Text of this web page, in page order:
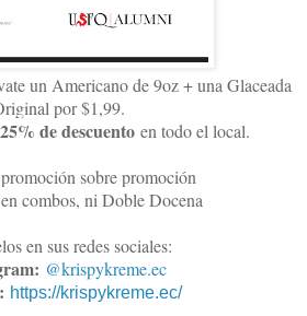
un Americano de 9oz + una Glaceada
por $1,99.
25% de descuento en todo el local.
sobre promoción
combos, ni Doble Docena
en sus redes sociales:
@krispykreme.ec
https://krispykreme.ec/